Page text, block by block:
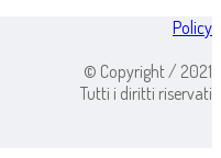
Policy
© Copyright / 2021
Tutti i diritti riservati